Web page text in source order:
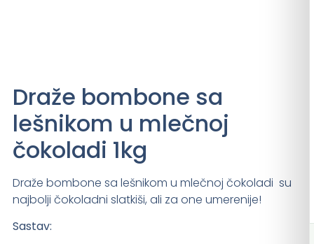
Draže bombone sa
lešnikom u mlečnoj
čokoladi 1kg
Draže bombone sa lešnikom u mlečnoj čokoladi su
najbolji čokoladni slatkiši, ali za one umerenije!
Sastav: